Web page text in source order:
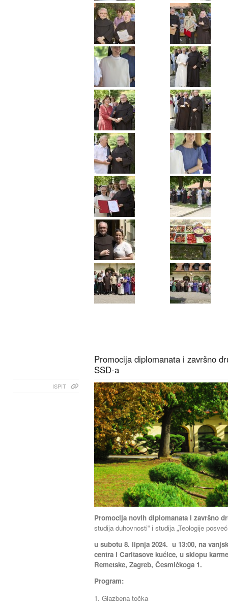
Promocija diplomanata i završno
SSD-a
ISPIT
Promocija novih diplomanata i završno
studija duhovnosti“ i studija „Teologije
u subotu 8. lipnja 2024. u 13:00, na
centra i Caritasove kućice, u sklopu
Remetske, Zagreb, Česmičkoga 1.
Program:
Glazbena točka